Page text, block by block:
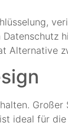
Alternative
ideal für